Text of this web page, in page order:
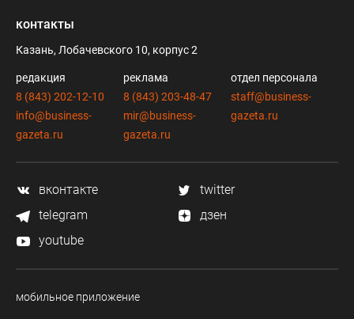
контакты
Казань, Лобачевского 10, корпус 2
редакция
8 (843) 202-12-10
info@business-
gazeta.ru
реклама
8 (843) 203-48-47
mir@business-
gazeta.ru
отдел персонала
staff@business-
gazeta.ru
вконтакте
twitter
telegram
дзен
youtube
мобильное приложение